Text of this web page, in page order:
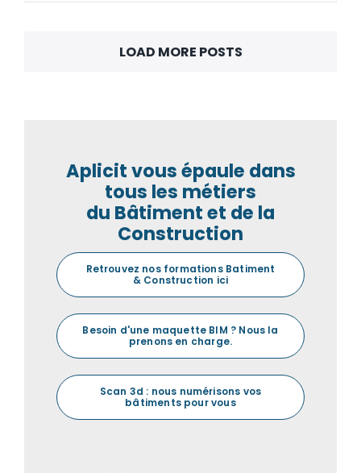
LOAD MORE POSTS
Aplicit vous épaule dans
tous les métiers
du Bâtiment et de la
Construction
Retrouvez nos formations Batiment
& Construction ici
Besoin d'une maquette BIM ? Nous la
prenons en charge.
Scan 3d : nous numérisons vos
bâtiments pour vous